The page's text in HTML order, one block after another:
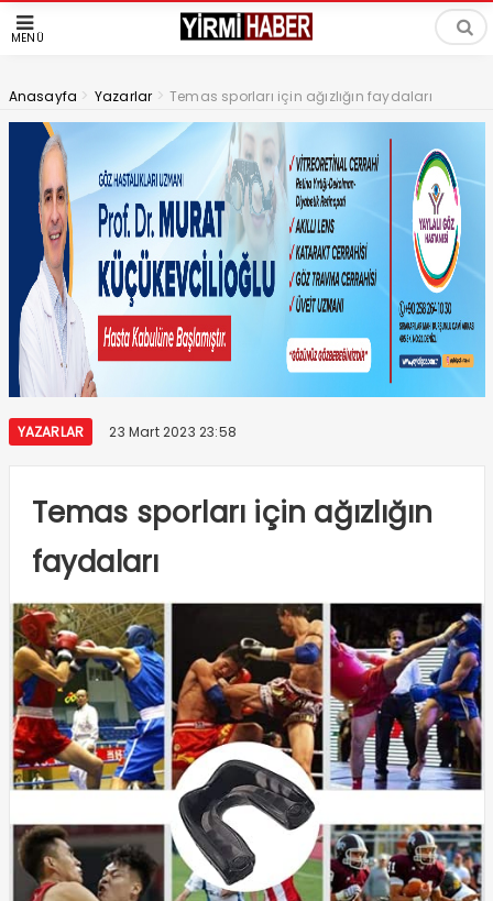
MENÜ
Anasayfa > Yazarlar > Temas sporları için ağızlığın faydaları
YAZARLAR 23 Mart 2023 23:58
Temas sporları için ağızlığın
faydaları